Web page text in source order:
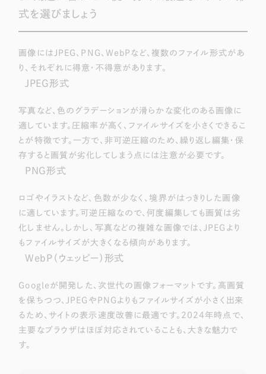
式を選びましょう
画像にはJPEG、PNG、WebPなど、複数のファイル形式があ
り、それぞれに得意・不得意があります。
JPEG形式
写真など、色のグラデーションが滑らかな変化のある画像に
適しています。圧縮率が高く、ファイルサイズを小さくできるこ
とが特徴です。一方で、非可逆圧縮のため、繰り返し編集・保
存すると画質が劣化してしまう点には注意が必要です。
PNG形式
ロゴやイラストなど、色数が少なく、境界がはっきりした画像
に適しています。可逆圧縮なので、何度編集しても画質は劣
化しません。しかし、写真などの複雑な画像では、JPEGより
もファイルサイズが大きくなる傾向があります。
WebP（ウェッピー）形式
Googleが開発した、次世代の画像フォーマットです。高画質
を保ちつつ、JPEGやPNGよりもファイルサイズが小さく出来
るため、サイトの表示速度改善に最適です。2024年時点で、
主要なブラウザはほぼ対応されていることも、大きな魅力で
す。